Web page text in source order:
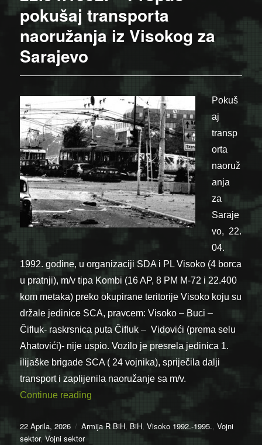
pokušaj transporta
naoružanja iz Visokog za
Sarajevo
Pokuš
aj
transp
orta
naoruž
anja
za
Saraje
vo, 22.
04.
1992. godine, u organizaciji SDA i PL Visoko (4 borca
u pratnji), m/v tipa Kombi (16 AP, 8 PM M-72 i 22.400
kom metaka) preko okupirane teritorije Visoko koju su
držale jedinice SCA, pravcem: Visoko – Buci –
Čifluk- raskrsnica puta Čifluk – Vidovići (prema selu
Ahatovići)- nije uspio. Vozilo je presrela jedinica 1.
ilijaške brigade SCA ( 24 vojnika), spriječila dalji
transport i zaplijenila naoružanje sa m/v.
Continue reading “22.04.1992. – Propao pokušaj
Posted
on
22 Aprila, 2026 Categories
Armija R BiH, BiH,Visoko 1992.-1995.,Vojni
sektor,Vojni sektor